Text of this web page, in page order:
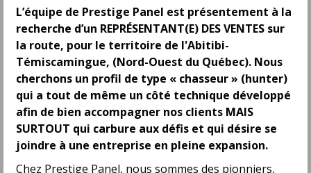
Mauricie, QC
Full time
Représentant(e) aux ventes - Québec
Maçonnex
Québec, QC
Permanent- Full time
Représentant(e) des ventes - Territoire
de Montréal - Est - Division détail
Distribution Paral
L’équipe de Prestige Panel est présentement à la
recherche d’un REPRÉSENTANT(E) DES VENTES sur
la route, pour le territoire de l'Abitibi-
Témiscamingue, (Nord-Ouest du Québec). Nous
cherchons un profil de type « chasseur » (hunter)
qui a tout de même un côté technique développé
afin de bien accompagner nos clients MAIS
SURTOUT qui carbure aux défis et qui désire se
joindre à une entreprise en pleine expansion.
Chez Prestige Panel, nous sommes des pionniers,